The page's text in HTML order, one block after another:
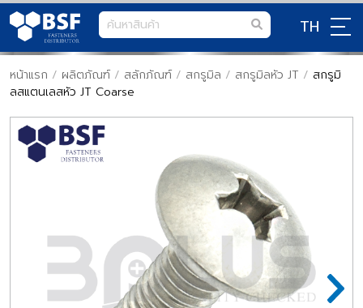
TH
หน้าแรก / ผลิตภัณฑ์ / สลักภัณฑ์ / สกรูมิล / สกรูมิลหัว JT / สกรูมิ
ลสแตนเลสหัว JT Coarse